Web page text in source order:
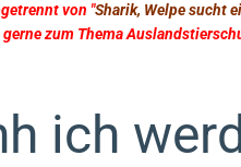
von "Sharik, Welpe sucht
gerne zum Thema
ich